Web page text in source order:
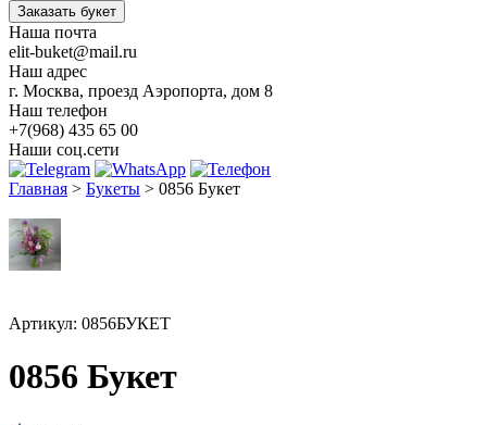
Заказать букет
Наша почта
elit-buket@mail.ru
Наш адрес
г. Москва, проезд Аэропорта, дом 8
Наш телефон
+7(968) 435 65 00
Наши соц.сети
Главная > Букеты > 0856 Букет
Артикул: 0856БУКЕТ
0856 Букет